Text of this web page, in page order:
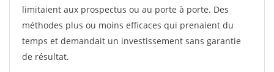
limitaient aux prospectus ou au porte à porte. Des
méthodes plus ou moins efficaces qui prenaient du
temps et demandait un investissement sans garantie
de résultat.